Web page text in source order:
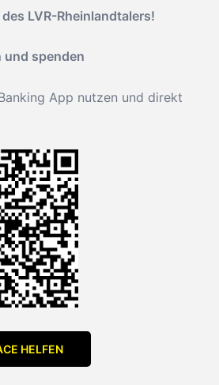
LVR-Rheinlandtalers!
spenden
App nutzen und direkt
HELFEN